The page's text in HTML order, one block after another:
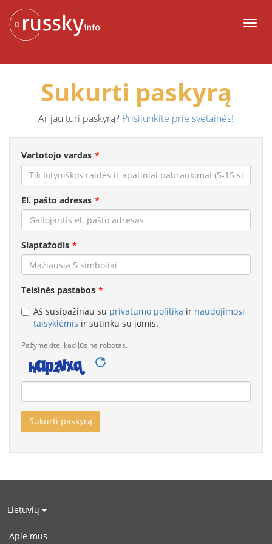
turinį
Sukurti paskyrą
Ar jau turi paskyrą? Prisijunkite prie svetainės!
Vartotojo vardas
El. pašto adresas
Slaptažodis
Teisinės pastabos
Aš susipažinau su privatumo politika ir naudojimosi
taisyklėmis ir sutinku su jomis.
Pažymėkite, kad Jūs ne robotas.
Lietuvių
Apie mus